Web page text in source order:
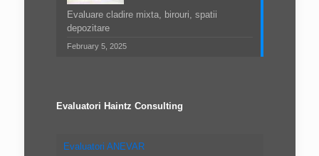
Evaluare cladire mixta, birouri, spatii
depozitare
February 5, 2025
Evaluatori Haintz Consulting
Evaluatori ANEVAR